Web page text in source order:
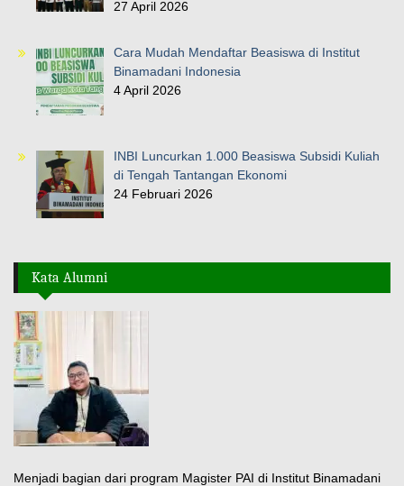
27 April 2026
Cara Mudah Mendaftar Beasiswa di Institut
Binamadani Indonesia
4 April 2026
INBI Luncurkan 1.000 Beasiswa Subsidi Kuliah
di Tengah Tantangan Ekonomi
24 Februari 2026
Kata Alumni
Menjadi bagian dari program Magister PAI di Institut Binamadani